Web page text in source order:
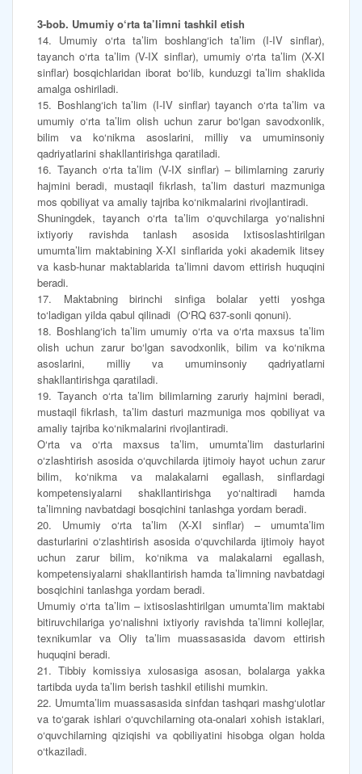
3-bob. Umumiy o‘rta ta’limni tashkil etish
14. Umumiy o‘rta ta’lim boshlang‘ich ta’lim (I-IV sinflar),
tayanch o‘rta ta’lim (V-IX sinflar), umumiy o‘rta ta’lim (X-XI
sinflar) bosqichlaridan iborat bo‘lib, kunduzgi ta’lim shaklida
amalga oshiriladi.
15. Boshlang‘ich ta’lim (I-IV sinflar) tayanch o‘rta ta’lim va
umumiy o‘rta ta’lim olish uchun zarur bo‘lgan savodxonlik,
bilim va ko‘nikma asoslarini, milliy va umuminsoniy
qadriyatlarini shakllantirishga qaratiladi.
16. Tayanch o‘rta ta’lim (V-IX sinflar) – bilimlarning zaruriy
hajmini beradi, mustaqil fikrlash, ta’lim dasturi mazmuniga
mos qobiliyat va amaliy tajriba ko‘nikmalarini rivojlantiradi.
Shuningdek, tayanch o‘rta ta’lim o‘quvchilarga yo‘nalishni
ixtiyoriy ravishda tanlash asosida Ixtisoslashtirilgan
umumta’lim maktabining X-XI sinflarida yoki akademik litsey
va kasb-hunar maktablarida ta’limni davom ettirish huquqini
beradi.
17. Maktabning birinchi sinfiga bolalar yetti yoshga
to‘ladigan yilda qabul qilinadi (O‘RQ 637-sonli qonuni).
18. Boshlang‘ich ta’lim umumiy o‘rta va o‘rta maxsus ta’lim
olish uchun zarur bo‘lgan savodxonlik, bilim va ko‘nikma
asoslarini, milliy va umuminsoniy qadriyatlarni
shakllantirishga qaratiladi.
19. Tayanch o‘rta ta’lim bilimlarning zaruriy hajmini beradi,
mustaqil fikrlash, ta’lim dasturi mazmuniga mos qobiliyat va
amaliy tajriba ko‘nikmalarini rivojlantiradi.
O‘rta va o‘rta maxsus ta’lim, umumta’lim dasturlarini
o‘zlashtirish asosida o‘quvchilarda ijtimoiy hayot uchun zarur
bilim, ko‘nikma va malakalarni egallash, sinflardagi
kompetensiyalarni shakllantirishga yo‘naltiradi hamda
ta’limning navbatdagi bosqichini tanlashga yordam beradi.
20. Umumiy o‘rta ta’lim (X-XI sinflar) – umumta’lim
dasturlarini o‘zlashtirish asosida o‘quvchilarda ijtimoiy hayot
uchun zarur bilim, ko‘nikma va malakalarni egallash,
kompetensiyalarni shakllantirish hamda ta’limning navbatdagi
bosqichini tanlashga yordam beradi.
Umumiy o‘rta ta’lim – ixtisoslashtirilgan umumta’lim maktabi
bitiruvchilariga yo‘nalishni ixtiyoriy ravishda ta’limni kollejlar,
texnikumlar va Oliy ta’lim muassasasida davom ettirish
huquqini beradi.
21. Tibbiy komissiya xulosasiga asosan, bolalarga yakka
tartibda uyda ta’lim berish tashkil etilishi mumkin.
22. Umumta’lim muassasasida sinfdan tashqari mashg‘ulotlar
va to‘garak ishlari o‘quvchilarning ota-onalari xohish istaklari,
o‘quvchilarning qiziqishi va qobiliyatini hisobga olgan holda
o‘tkaziladi.